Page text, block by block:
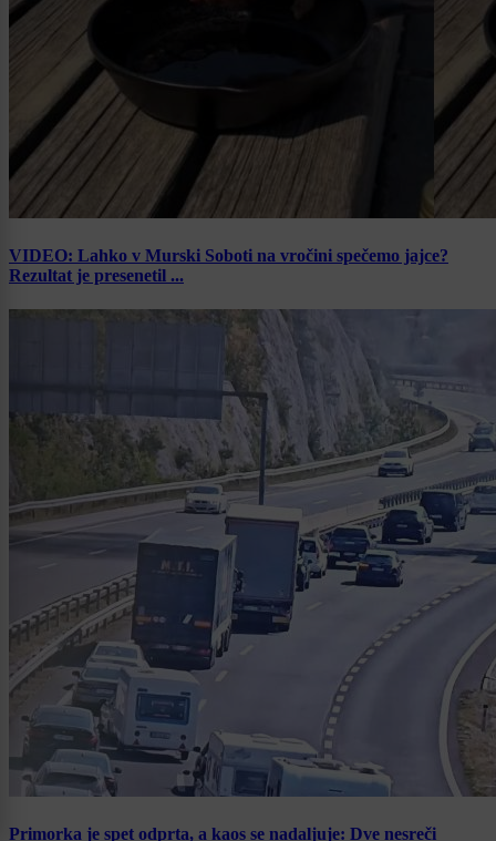
VIDEO: Lahko v Murski Soboti na vročini spečemo jajce?
Rezultat je presenetil ...
Primorka je spet odprta, a kaos se nadaljuje: Dve nesreči